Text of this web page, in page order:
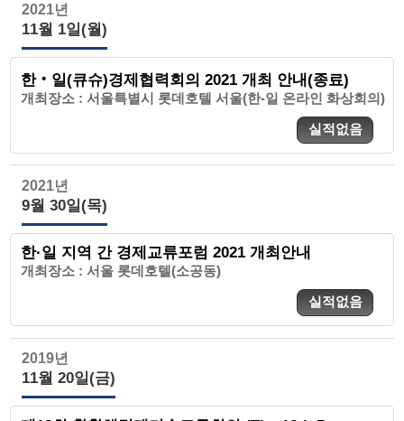
2021년
11월 1일(월)
한‧일(큐슈)경제협력회의 2021 개최 안내(종료)
개최장소 : 서울특별시 롯데호텔 서울(한-일 온라인 화상회의)
실적없음
2021년
9월 30일(목)
한·일 지역 간 경제교류포럼 2021 개최안내
개최장소 : 서울 롯데호텔(소공동)
실적없음
2019년
11월 20일(금)